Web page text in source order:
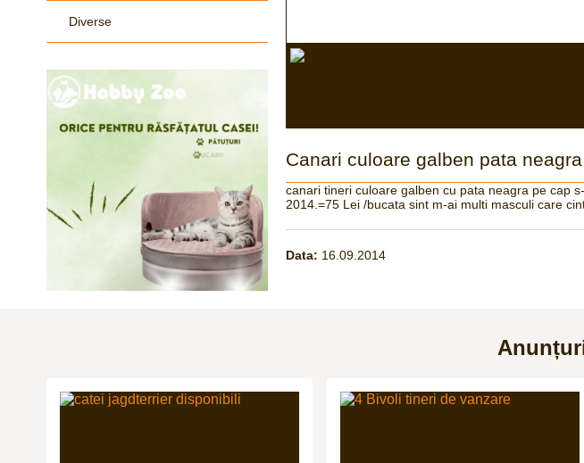
Diverse
Canari culoare galben pata neagra
canari tineri culoare galben cu pata neagra pe cap
2014.=75 Lei /bucata sint m-ai multi masculi care
Data: 16.09.2014